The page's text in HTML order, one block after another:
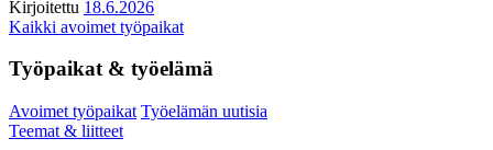
Kirjoitettu 18.6.2026
Kaikki avoimet työpaikat
Työpaikat & työelämä
Avoimet työpaikat Työelämän uutisia
Teemat & liitteet